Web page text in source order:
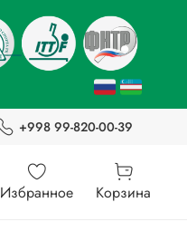
+998 99-820-00-39
Избранное Корзина